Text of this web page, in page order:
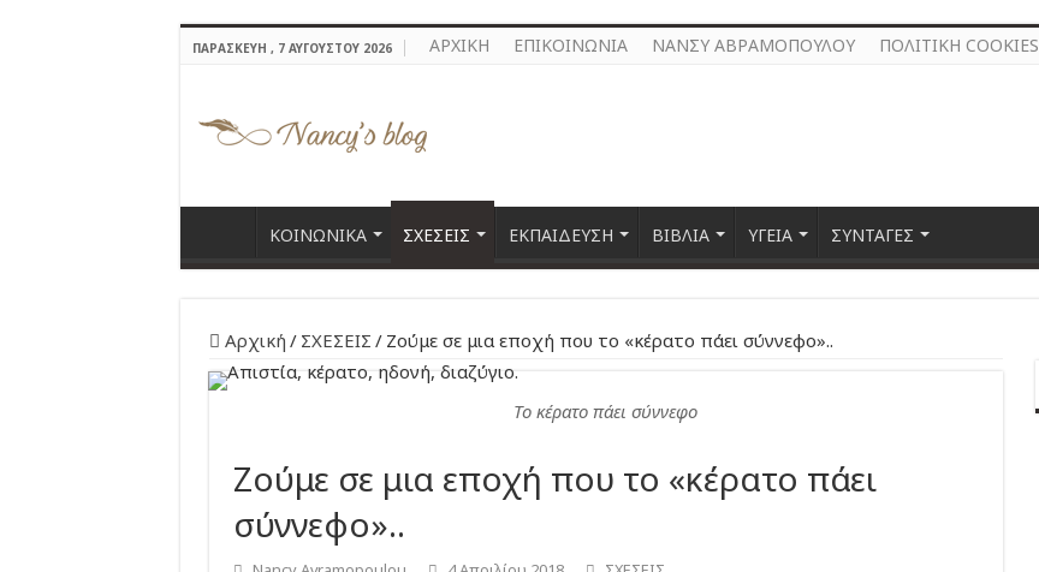
ΠΑΡΑΣΚΕΥΉ , 7 ΑΥΓΟΎΣΤΟΥ 2026 ΑΡΧΙΚΗ ΕΠΙΚΟΙΝΩΝΙΑ ΝΑΝΣΥ ΑΒΡΑΜΟΠΟΥΛΟΥ ΠΟΛΙΤΙΚΗ COOKIES
ΚΟΙΝΩΝΙΚΑ ΣΧΕΣΕΙΣ ΕΚΠΑΙΔΕΥΣΗ ΒΙΒΛΙΑ ΥΓΕΙΑ ΣΥΝΤΑΓΕΣ
Αρχική / ΣΧΕΣΕΙΣ / Ζούμε σε μια εποχή που το «κέρατο πάει σύννεφο»..
Το κέρατο πάει σύννεφο
Ζούμε σε μια εποχή που το «κέρατο πάει
σύννεφο»..